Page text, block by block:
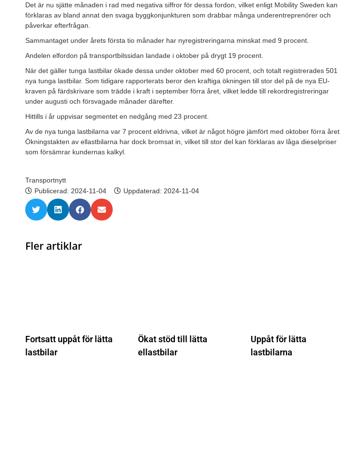
Det är nu sjätte månaden i rad med negativa siffror för dessa fordon, vilket enligt Mobility Sweden kan
förklaras av bland annat den svaga byggkonjunkturen som drabbar många underentreprenörer och
påverkar efterfrågan.
Sammantaget under årets första tio månader har nyregistreringarna minskat med 9 procent.
Andelen elfordon på transportbilssidan landade i oktober på drygt 19 procent.
När det gäller tunga lastbilar ökade dessa under oktober med 60 procent, och totalt registrerades 501
nya tunga lastbilar. Som tidigare rapporterats beror den kraftiga ökningen till stor del på de nya EU-
kraven på färdskrivare som trädde i kraft i september förra året, vilket ledde till rekordregistreringar
under augusti och försvagade månader därefter.
Hittills i år uppvisar segmentet en nedgång med 23 procent.
Av de nya tunga lastbilarna var 7 procent eldrivna, vilket är något högre jämfört med oktober förra året.
Ökningstakten av ellastbilarna har dock bromsat in, vilket till stor del kan förklaras av låga dieselpriser
som försämrar kundernas kalkyl.
Transportnytt
Publicerad: 2024-11-04 Uppdaterad: 2024-11-04
Fler artiklar
Fortsatt uppåt för lätta
lastbilar
Ökat stöd till lätta
ellastbilar
Uppåt för lätta
lastbilarna